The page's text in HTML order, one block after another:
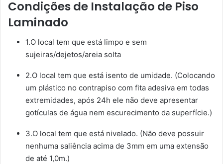
Condições de Instalação de Piso
Laminado
1.O local tem que está limpo e sem
sujeiras/dejetos/areia solta
2.O local tem que está isento de umidade. (Colocando
um plástico no contrapiso com fita adesiva em todas
extremidades, após 24h ele não deve apresentar
gotículas de água nem escurecimento da superfície.)
3.O local tem que está nivelado. (Não deve possuir
nenhuma saliência acima de 3mm em uma extensão
de até 1,0m.)